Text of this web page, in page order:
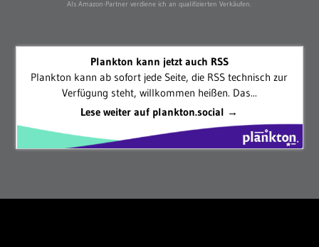
Als Amazon-Partner verdiene ich an qualifizierten Verkäufen.
Plankton kann jetzt auch RSS
Plankton kann ab sofort jede Seite, die RSS technisch zur
Verfügung steht, willkommen heißen. Das...
Lese weiter auf plankton.social →